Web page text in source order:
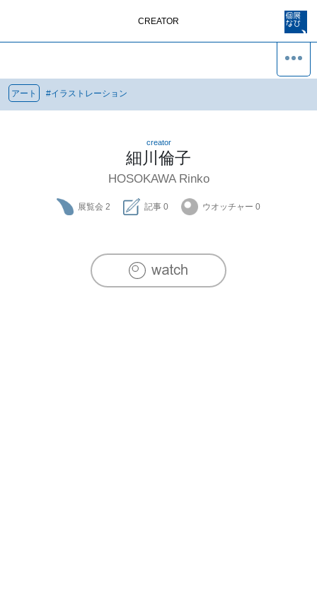
CREATOR
アート #イラストレーション
creator
細川倫子
HOSOKAWA Rinko
展覧会 2 記事 0 ウオッチャー 0